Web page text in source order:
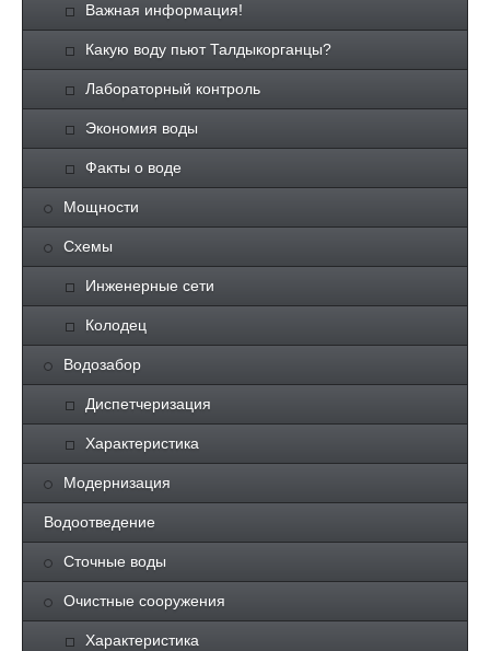
Важная информация!
Какую воду пьют Талдыкорганцы?
Лабораторный контроль
Экономия воды
Факты о воде
Мощности
Схемы
Инженерные сети
Колодец
Водозабор
Диспетчеризация
Характеристика
Модернизация
Водоотведение
Сточные воды
Очистные сооружения
Характеристика